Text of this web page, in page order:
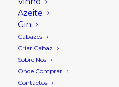
Azeite
Gin
Cabazes
Criar Cabaz
Sobre Nós
Onde Comprar
Contactos